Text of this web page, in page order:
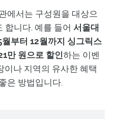
에서는 구성원을 대상으
합니다. 예를 들어 서울대
부터 12월까지 싱그릭스
만 원으로 할인하는 이벤
이나 지역의 유사한 혜택
은 방법입니다.